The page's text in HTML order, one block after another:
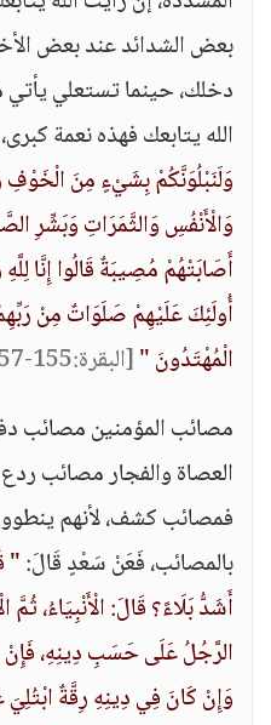
بعض الشدائد عند بعض
دخلك، حينما تستعلي
الله يتابعك فهذه نعمة
وَلَنَبْلُوَنَّكُمْ بِشَيْءٍ مِنَ
وَالْأَنْفُسِ وَالثَّمَرَاتِ وَبَشِّرِ
أَصَابَتْهُمْ مُصِيبَةٌ قَالُوا إِنَّا
أُولَئِكَ عَلَيْهِمْ صَلَوَاتٌ مِنْ
الْمُهْتَدُونَ "[البقرة:155-157]
مصائب المؤمنين مصائب
العصاة والفجار مصائب
فمصائب كشف، لأنهم
بالمصائب، فَعَنْ سَعْدٍ قَالَ:"
أَشَدُّ بَلَاءً؟ قَالَ: الْأَنْبِيَاءُ، ثُمَّ
الرَّجُلُ عَلَى حَسَبِ دِينِهِ، فَإِنْ
وَإِنْ كَانَ فِي دِينِهِ رِقَّةٌ